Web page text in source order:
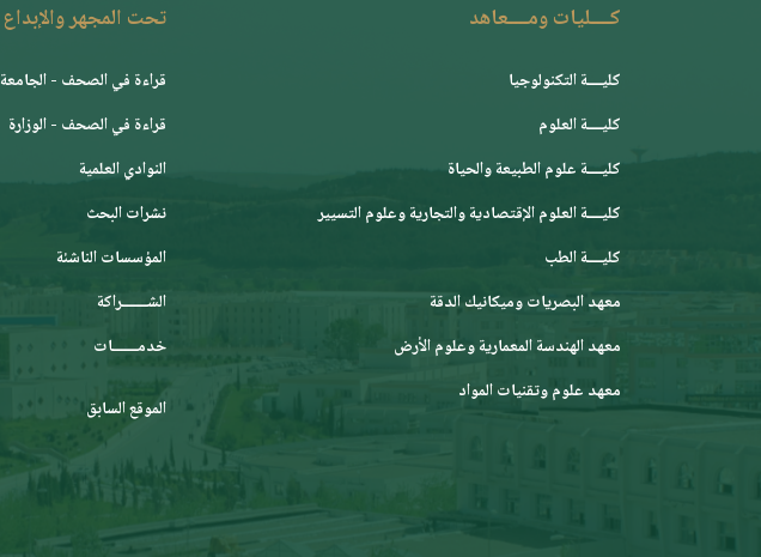
كــــليات ومــــعاهد
كليــــة التكنولوجيا
كليــــة العلوم
كليــــة علوم الطبيعة والحياة
كليــــة العلوم الإقتصادية والتجارية وعلوم التسيير
كليــــة الطب
معهد البصريات وميكانيك الدقة
معهد الهندسة المعمارية وعلوم الأرض
معهد علوم وتقنيات المواد
تحت المجهر والإبداع
قراءة في الصحف - الجامعة
قراءة في الصحف - الوزارة
النوادي العلمية
نشرات البحث
المؤسسات الناشئة
الشـــــــراكة
خدمـــــــات
الموقع السابق